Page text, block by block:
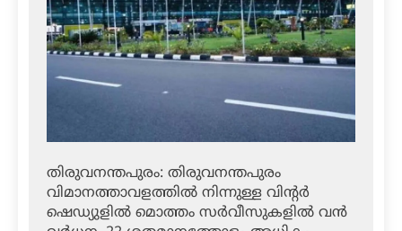
തിരുവനന്തപുരം: തിരുവനന്തപുരം
വിമാനത്താവളത്തില്‍ നിന്നുള്ള വിന്റര്‍
ഷെഡ്യുളില്‍ മൊത്തം സര്‍വീസുകളില്‍ വന്‍